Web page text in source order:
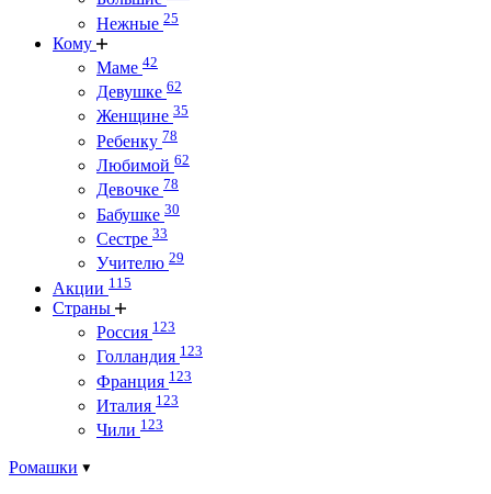
Нежные 25
Кому
Маме 42
Девушке 62
Женщине 35
Ребенку 78
Любимой 62
Девочке 78
Бабушке 30
Сестре 33
Учителю 29
Акции 115
Страны
Россия 123
Голландия 123
Франция 123
Италия 123
Чили 123
Ромашки